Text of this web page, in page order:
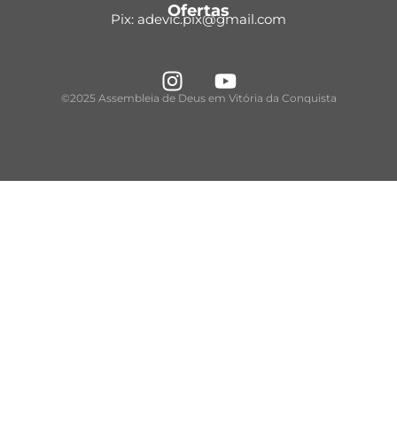
Ofertas
Pix: adevic.pix@gmail.com
©2025 Assembleia de Deus em Vitória da Conquista